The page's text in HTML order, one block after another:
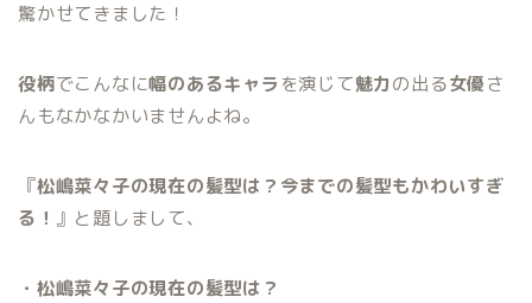
驚かせてきました！
役柄でこんなに幅のあるキャラ を演じて魅力の出る女優さ
んもなかなかいませんよね。
『松嶋菜々子の現在の髪型は？今までの髪型もかわいすぎ
る！ 』と題しまして、
・松嶋菜々子の現在の髪型は？